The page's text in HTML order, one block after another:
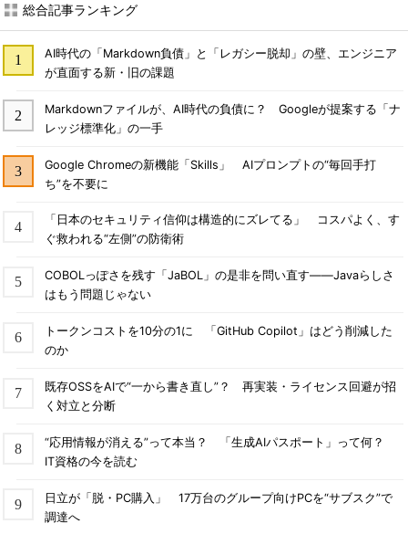
総合記事ランキング
AI時代の「Markdown負債」と「レガシー脱却」の壁、エンジニア
が直面する新・旧の課題
Markdownファイルが、AI時代の負債に？ Googleが提案する「ナ
レッジ標準化」の一手
Google Chromeの新機能「Skills」 AIプロンプトの“毎回手打
ち”を不要に
「日本のセキュリティ信仰は構造的にズレてる」 コスパよく、す
ぐ救われる“左側”の防衛術
COBOLっぽさを残す「JaBOL」の是非を問い直す――Javaらしさ
はもう問題じゃない
トークンコストを10分の1に 「GitHub Copilot」はどう削減した
のか
既存OSSをAIで“一から書き直し”？ 再実装・ライセンス回避が招
く対立と分断
“応用情報が消える”って本当？ 「生成AIパスポート」って何？
IT資格の今を読む
日立が「脱・PC購入」 17万台のグループ向けPCを“サブスク”で
調達へ